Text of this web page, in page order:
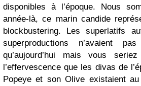
disponibles à l’époque. Nous
année-là, ce marin candide
blockbustering. Les superlatifs
superproductions n’avaient
qu’aujourd’hui mais vous
l’effervescence que les divas de
Popeye et son Olive existaient